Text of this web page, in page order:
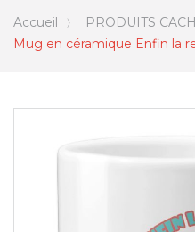
Accueil PRODUITS
Mug en céramique Enfin la